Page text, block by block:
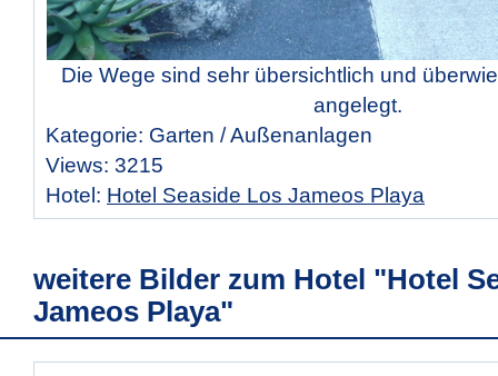
Die Wege sind sehr übersichtlich und
angelegt.
Kategorie: Garten / Außenanlagen
Views: 3215
Hotel: Hotel Seaside Los Jameos Playa
weitere Bilder zum Hotel "Hotel
Jameos Playa"